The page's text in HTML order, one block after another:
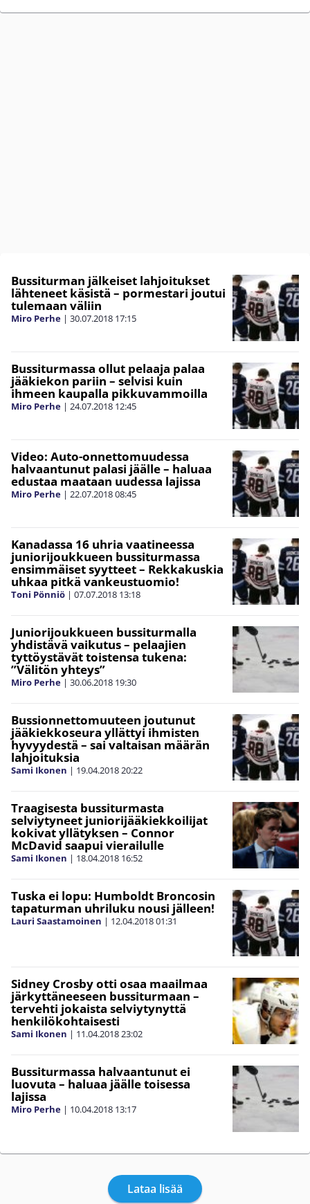
Bussiturman jälkeiset lahjoitukset
lähteneet käsistä – pormestari joutui
tulemaan väliin
Miro Perhe | 30.07.2018 17:15
Bussiturmassa ollut pelaaja palaa
jääkiekon pariin – selvisi kuin
ihmeen kaupalla pikkuvammoilla
Miro Perhe | 24.07.2018 12:45
Video: Auto-onnettomuudessa
halvaantunut palasi jäälle – haluaa
edustaa maataan uudessa lajissa
Miro Perhe | 22.07.201808:45
Kanadassa 16 uhria vaatineessa
juniorijoukkueen bussiturmassa
ensimmäiset syytteet – Rekkakuskia
uhkaa pitkä vankeustuomio!
Toni Pönniö | 07.07.2018 13:18
Juniorijoukkueen bussiturmalla
yhdistävä vaikutus – pelaajien
tyttöystävät toistensa tukena:
”Välitön yhteys”
Miro Perhe | 30.06.2018 19:30
Bussionnettomuuteen joutunut
jääkiekkoseura yllättyi ihmisten
hyvyydestä – sai valtaisan määrän
lahjoituksia
Sami Ikonen | 19.04.201820:22
Traagisesta bussiturmasta
selviytyneet juniorijääkiekkoilijat
kokivat yllätyksen – Connor
McDavid saapui vierailulle
Sami Ikonen | 18.04.2018 16:52
Tuska ei lopu: Humboldt Broncosin
tapaturman uhriluku nousi jälleen!
Lauri Saastamoinen | 12.04.201801:31
Sidney Crosby otti osaa maailmaa
järkyttäneeseen bussiturmaan –
tervehti jokaista selviytynyttä
henkilökohtaisesti
Sami Ikonen | 11.04.201823:02
Bussiturmassa halvaantunut ei
luovuta – haluaa jäälle toisessa
lajissa
Miro Perhe | 10.04.2018 13:17
Lataa lisää